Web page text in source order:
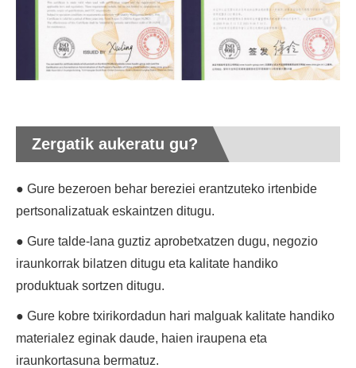
Zergatik aukeratu gu?
● Gure bezeroen behar bereziei erantzuteko irtenbide
pertsonalizatuak eskaintzen ditugu.
● Gure talde-lana guztiz aprobetxatzen dugu, negozio
iraunkorrak bilatzen ditugu eta kalitate handiko
produktuak sortzen ditugu.
● Gure kobre txirikordadun hari malguak kalitate handiko
materialez eginak daude, haien iraupena eta
iraunkortasuna bermatuz.